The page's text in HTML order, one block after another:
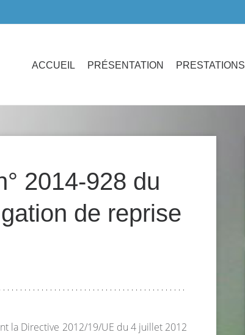
ACCUEIL PRÉSENTATION PRESTATIONS
2014-928 du
de reprise
la Directive 2012/19/UE du 4 juillet 2012